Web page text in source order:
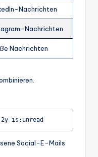
Nachrichten
Nachrichten
Nachrichten
Social-E-Mails